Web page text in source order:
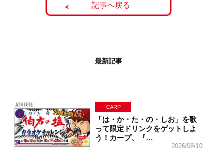
記事へ戻る
最新記事
CARP
「は・か・た・の・しお」を歌
って限定ドリンクをゲットしよ
う！カープ、『…
2026/08/10